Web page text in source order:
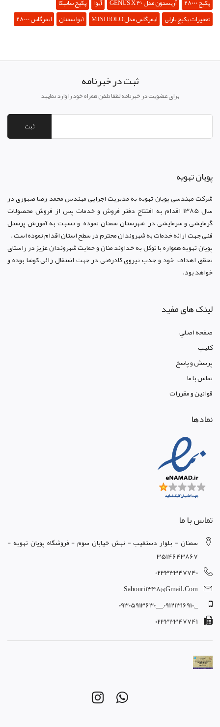
پکیج 28000
آریستون مدل GENUS X 30 آیوا
پکیج سانیکا
تعمیرات پکیج بارلی ایمرگاس مدل MINI EOLO آیوا سمنان ایمرگاس 28000
ثبت در خبرنامه
برای عضویت در خبرنامه لطفا تلفن همراه خود را وارد نمایید
ثبت
پويان تهويه
شرکت مهندسی پویان تهویهبه مدیریت اجرایی مهندس محمد رضا صبوری در
سال 1385 اقدام به افتتاح دفتر فروش و خدمات پس از فروش محصولات
گرمایشی و سرمایشی در شهرستان سمنان نموده و نسبت به آموزش پرسنل
فنی جهت ارائه خدمات به شهروندان محترم در سطح استان اقدام نموده است .
پویان تهویه همواره با توکل به خداوند منان و حمایت شهروندان عزیز در راستای
تحقق اهداف خود و جذب نیروی کادرفنی در جهت اشتغال زائی کوشا بوده و
خواهد بود.
لینک های مفید
صفحه اصلي
کليپ
پرسش و پاسخ
تماس با ما
قوانين و مقررات
نمادها
تماس با ما
سمنان - بلوار دستغيب - نبش خيابان سوم - فروشگاه پويان تهويه -
3514643867
02333347740
Sabouri1348@gmail.com
_,09121316910,__,09305913630
02333347741